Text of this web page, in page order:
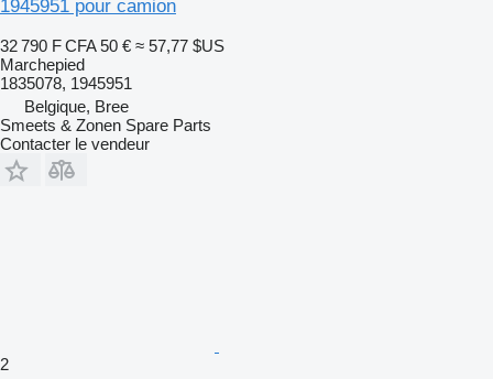
1945951 pour camion
32 790 F CFA 50 € ≈ 57,77 $US
Marchepied
1835078, 1945951
Belgique, Bree
Smeets & Zonen Spare Parts
Contacter le vendeur
2